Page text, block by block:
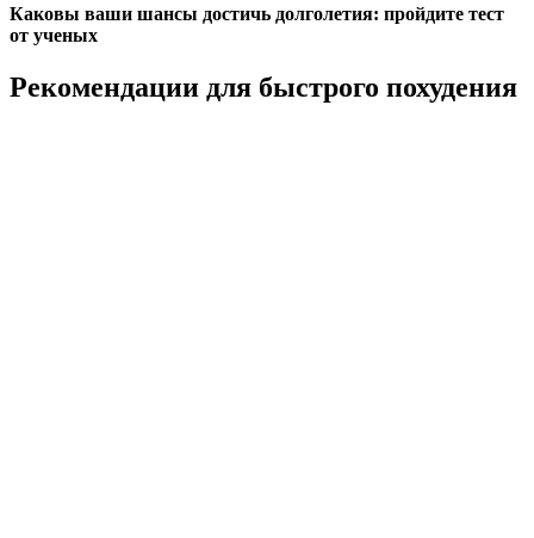
Каковы ваши шансы достичь долголетия: пройдите тест
от ученых
Рекомендации для быстрого похудения